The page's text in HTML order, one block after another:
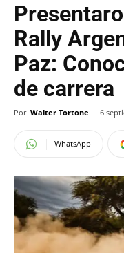
Rally
Paz:
de carrera
Por Walter Tortone - 6
WhatsApp